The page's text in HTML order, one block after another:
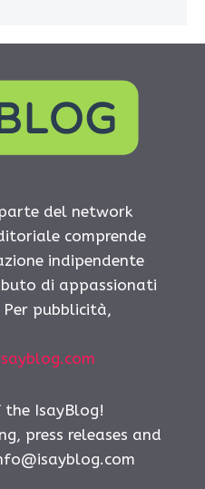
del network
comprende
indipendente
di appassionati
pubblicità,
IsayBlog!
press releases and